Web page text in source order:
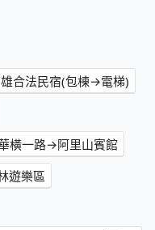
合法民宿(包棟→電梯)
橫一路→阿里山賓館
遊樂區